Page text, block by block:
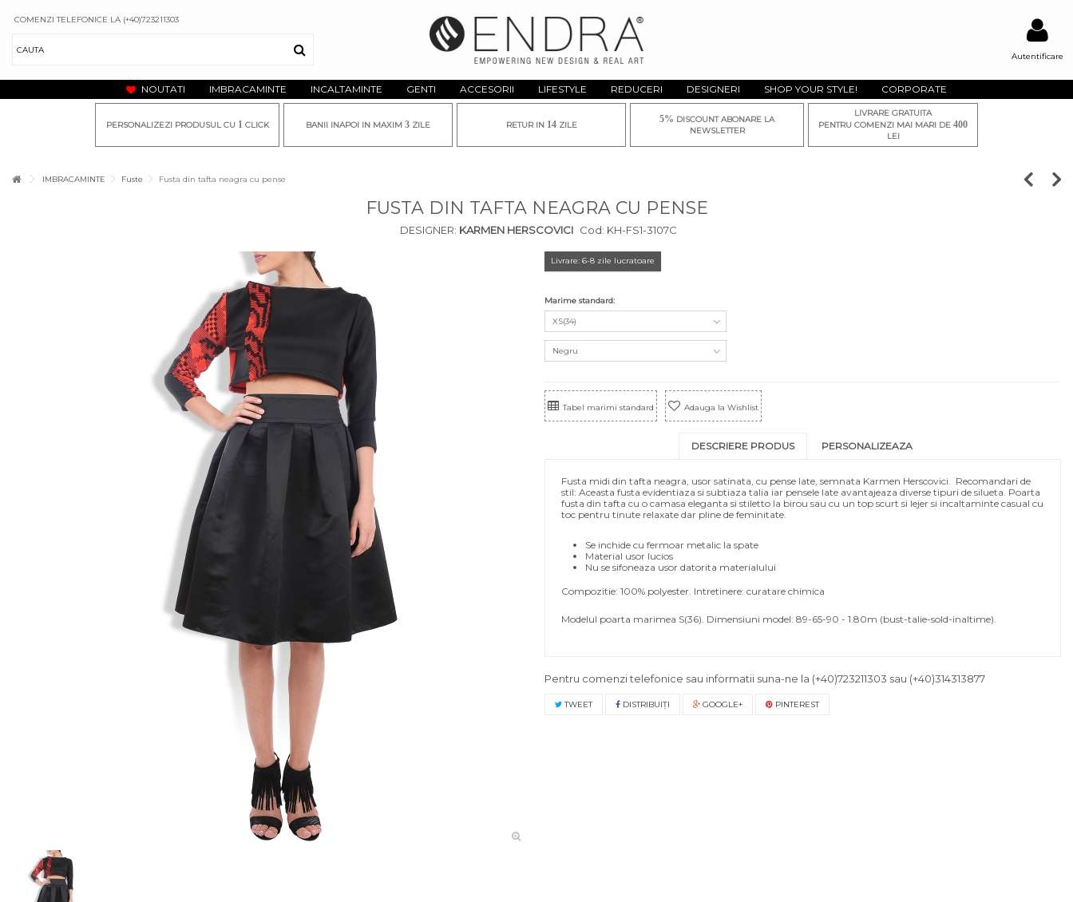
Autentificare
COMENZI TELEFONICE LA (+40)723211303
NOUTATI IMBRACAMINTE INCALTAMINTE GENTI ACCESORII LIFESTYLE REDUCERI DESIGNERI SHOP YOUR STYLE! CORPORATE
PERSONALIZEZI PRODUSUL CU 1CLICK BANII INAPOI IN MAXIM 3 ZILE RETUR IN 14ZILE
5% DISCOUNT ABONARE LA
NEWSLETTER
LIVRARE GRATUITA
PENTRU COMENZI MAI MARI DE 400
LEI
IMBRACAMINTE Fuste Fusta din tafta neagra cu pense
FUSTA DIN TAFTA NEAGRA CU PENSE
DESIGNER: KARMEN HERSCOVICI Cod: KH-FS1-3107C
Livrare: 6-8 zile lucratoare
Marime standard:
XS(34)
Negru
Tabel marimi standard Adauga la Wishlist
DESCRIERE PRODUS PERSONALIZEAZA
Fusta midi din tafta neagra, usor satinata, cu pense late, semnata Karmen Herscovici. Recomandari de
stil: Aceasta fusta evidentiaza si subtiaza talia iar pensele late avantajeaza diverse tipuri de silueta. Poarta
fusta din tafta cu o camasa eleganta si stiletto la birou sau cu un top scurt si lejer si incaltaminte casual cu
toc pentru tinute relaxate dar pline de feminitate.
Se inchide cu fermoar metalic la spate
Material usor lucios
Nu se sifoneaza usor datorita materialului
Compozitie: 100% polyester. Intretinere: curatare chimica
Modelul poarta marimea S(36). Dimensiuni model: 89-65-90 - 1.80m (bust-talie-sold-inaltime).
Pentru comenzi telefonice sau informatii suna-ne la (+40)723211303 sau (+40)314313877
TWEET DISTRIBUIŢI GOOGLE+ PINTEREST